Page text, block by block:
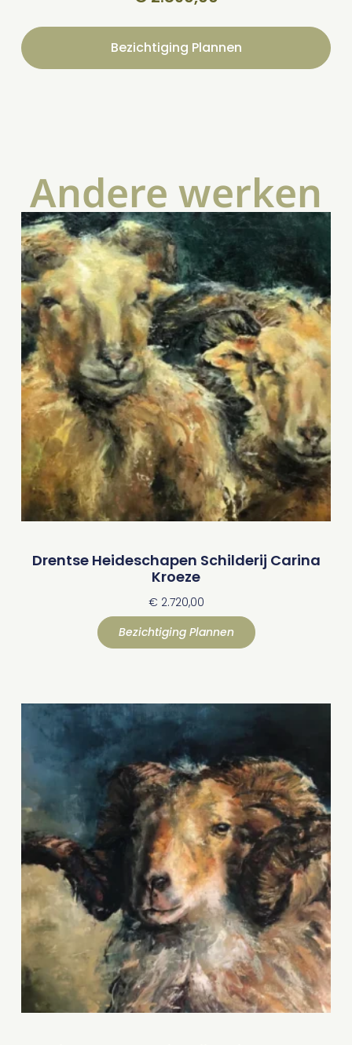
Bezichtiging Plannen
Andere werken
Drentse Heideschapen Schilderij Carina
Kroeze
€ 2.720,00
Bezichtiging Plannen